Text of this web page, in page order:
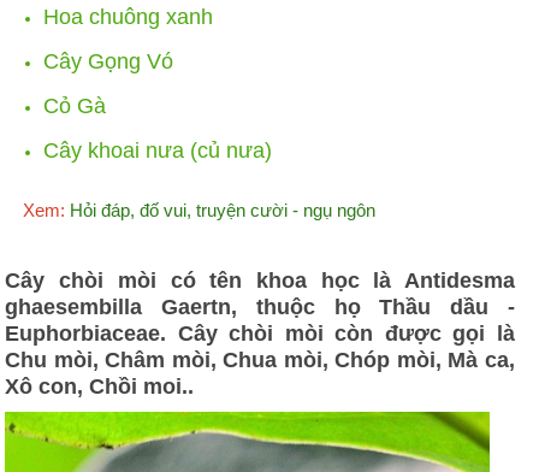
Hoa chuông xanh
Cây Gọng Vó
Cỏ Gà
Cây khoai nưa (củ nưa)
Xem: Hỏi đáp, đố vui, truyện cười - ngụ ngôn
​Cây chòi mòi có tên khoa học là Antidesma
ghaesembilla Gaertn, thuộc họ Thầu dầu -
Euphorbiaceae. Cây chòi mòi còn được gọi là
Chu mòi, Châm mòi, Chua mòi, Chóp mòi, Mà ca,
Xô con, Chồi moi..